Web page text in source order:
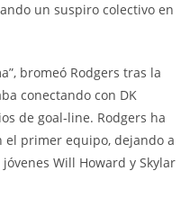
un suspiro colectivo en
bromeó Rodgers tras la
conectando con DK
de goal-line. Rodgers ha
el primer equipo, dejando a
Will Howard y Skylar